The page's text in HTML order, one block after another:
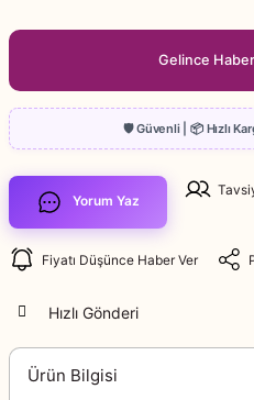
Gelince
Yorum Yaz
Fiyatı Düşünce Haber Ver
Hızlı Gönderi
Ürün Bilgisi